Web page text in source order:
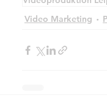
Video Marketing